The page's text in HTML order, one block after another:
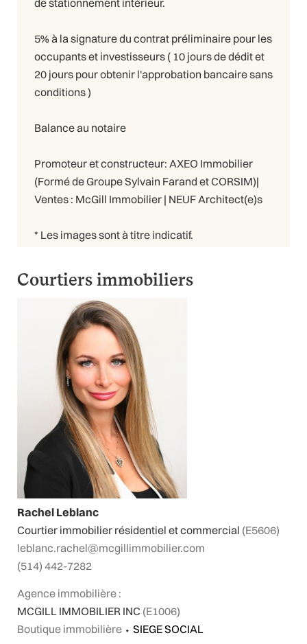
de stationnement intérieur.
5% à la signature du contrat préliminaire pour les
occupants et investisseurs ( 10 jours de dédit et
20 jours pour obtenir l'approbation bancaire sans
conditions )
Balance au notaire
Promoteur et constructeur: AXEO Immobilier
(Formé de Groupe Sylvain Farand et CORSIM)|
Ventes : McGill Immobilier | NEUF Architect(e)s
* Les images sont à titre indicatif.
Courtiers immobiliers
Rachel Leblanc
Courtier immobilier résidentiel et commercial (E5606)
leblanc.rachel@mcgillimmobilier.com
(514) 442-7282
Agence immobilière :
MCGILL IMMOBILIER INC (E1006)
Boutique immobilière ⬩ SIEGE SOCIAL